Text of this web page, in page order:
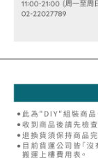
５．嚴禁一人註冊多
恩沛科技股份有限